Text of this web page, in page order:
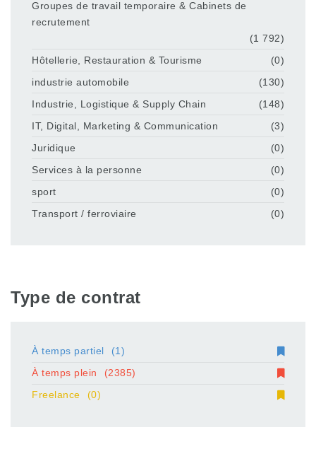
Groupes de travail temporaire & Cabinets de
recrutement
(1 792)
Hôtellerie, Restauration & Tourisme
(0)
industrie automobile
(130)
Industrie, Logistique & Supply Chain
(148)
IT, Digital, Marketing & Communication
(3)
Juridique
(0)
Services à la personne
(0)
sport
(0)
Transport / ferroviaire
(0)
Type de contrat
À temps partiel
(1)
À temps plein
(2385)
Freelance
(0)